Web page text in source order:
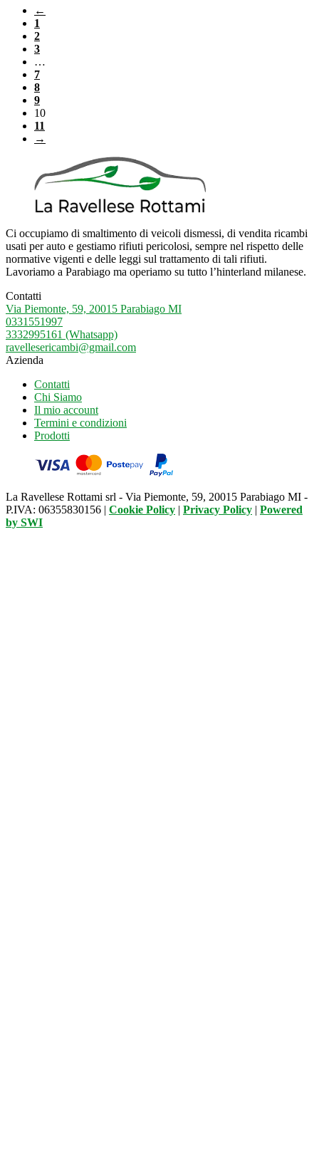
←
1
2
3
…
7
8
9
10
11
→
Ci occupiamo di smaltimento di veicoli dismessi, di vendita ricambi
usati per auto e gestiamo rifiuti pericolosi, sempre nel rispetto delle
normative vigenti e delle leggi sul trattamento di tali rifiuti.
Lavoriamo a Parabiago ma operiamo su tutto l’hinterland milanese.
Contatti
Via Piemonte, 59, 20015 Parabiago MI
0331551997
3332995161 (Whatsapp)
ravellesericambi@gmail.com
Azienda
Contatti
Chi Siamo
Il mio account
Termini e condizioni
Prodotti
La Ravellese Rottami srl - Via Piemonte, 59, 20015 Parabiago MI -
P.IVA: 06355830156 | Cookie Policy | Privacy Policy | Powered
by SWI